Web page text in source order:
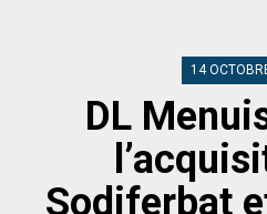
14
DL
Sodiferbat